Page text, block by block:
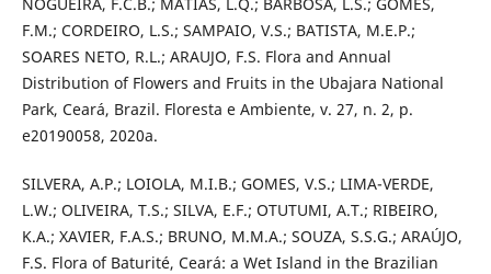
F.M.; CORDEIRO, L.S.; SAMPAIO, V.S.; BATISTA, M.E.P.;
SOARES NETO, R.L.; ARAUJO, F.S. Flora and Annual
Distribution of Flowers and Fruits in the Ubajara National
Park, Ceará, Brazil. Floresta e Ambiente, v. 27, n. 2, p.
e20190058, 2020a.
SILVERA, A.P.; LOIOLA, M.I.B.; GOMES, V.S.; LIMA-VERDE,
L.W.; OLIVEIRA, T.S.; SILVA, E.F.; OTUTUMI, A.T.; RIBEIRO,
K.A.; XAVIER, F.A.S.; BRUNO, M.M.A.; SOUZA, S.S.G.; ARAÚJO,
F.S. Flora of Baturité, Ceará: a Wet Island in the Brazilian